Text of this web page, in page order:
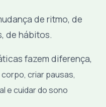
de ritmo, de
de hábitos.
fazem diferença,
criar pausas,
ecuidar do sono